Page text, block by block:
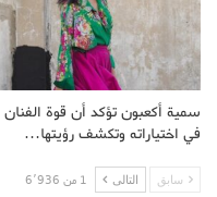
سمية أكعبون تؤكد أن قوة الفنان
في اختياراته وتكشف رؤيتها…
سابق التالى 1 من 6٬936